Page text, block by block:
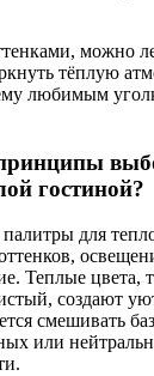
можно
тёплую
любимым
гостиной?
для
Теплые цвета,
создают
смешивать
или